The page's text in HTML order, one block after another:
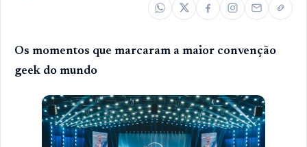
Os momentos que marcaram a maior convenção
geek do mundo